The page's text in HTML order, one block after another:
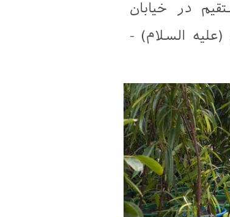
در خیابان
السلام) -